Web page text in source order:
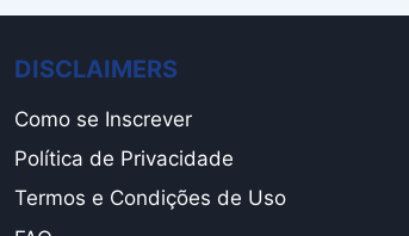
DISCLAIMERS
Como se Inscrever
Política de Privacidade
Termos e Condições de Uso